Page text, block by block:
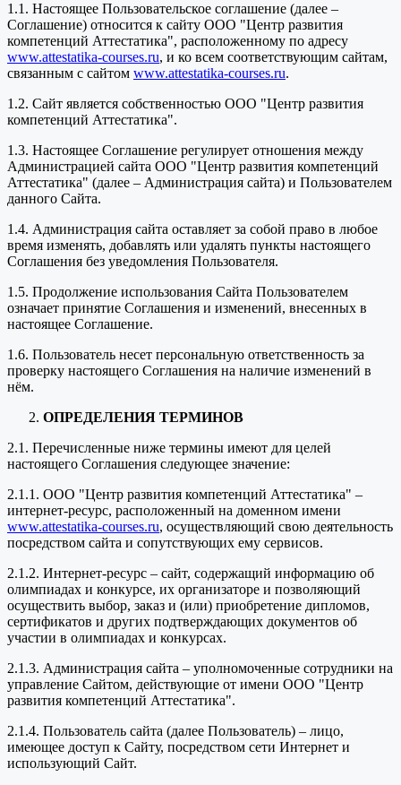
1.1. Настоящее Пользовательское соглашение (далее –
Соглашение) относится к сайту ООО "Центр развития
компетенций Аттестатика", расположенному по адресу
www.attestatika-courses.ru, и ко всем соответствующим сайтам,
связанным с сайтом www.attestatika-courses.ru.
1.2. Сайт является собственностью ООО "Центр развития
компетенций Аттестатика".
1.3. Настоящее Соглашение регулирует отношения между
Администрацией сайта ООО "Центр развития компетенций
Аттестатика" (далее – Администрация сайта) и Пользователем
данного Сайта.
1.4. Администрация сайта оставляет за собой право в любое
время изменять, добавлять или удалять пункты настоящего
Соглашения без уведомления Пользователя.
1.5. Продолжение использования Сайта Пользователем
означает принятие Соглашения и изменений, внесенных в
настоящее Соглашение.
1.6. Пользователь несет персональную ответственность за
проверку настоящего Соглашения на наличие изменений в
нём.
ОПРЕДЕЛЕНИЯ ТЕРМИНОВ
2.1. Перечисленные ниже термины имеют для целей
настоящего Соглашения следующее значение:
2.1.1. ООО "Центр развития компетенций Аттестатика" –
интернет-ресурс, расположенный на доменном имени
www.attestatika-courses.ru, осуществляющий свою деятельность
посредством сайта и сопутствующих ему сервисов.
2.1.2. Интернет-ресурс – сайт, содержащий информацию об
олимпиадах и конкурсе, их организаторе и позволяющий
осуществить выбор, заказ и (или) приобретение дипломов,
сертификатов и других подтверждающих документов об
участии в олимпиадах и конкурсах.
2.1.3. Администрация сайта – уполномоченные сотрудники на
управление Сайтом, действующие от имени ООО "Центр
развития компетенций Аттестатика".
2.1.4. Пользователь сайта (далее Пользователь) – лицо,
имеющее доступ к Сайту, посредством сети Интернет и
использующий Сайт.